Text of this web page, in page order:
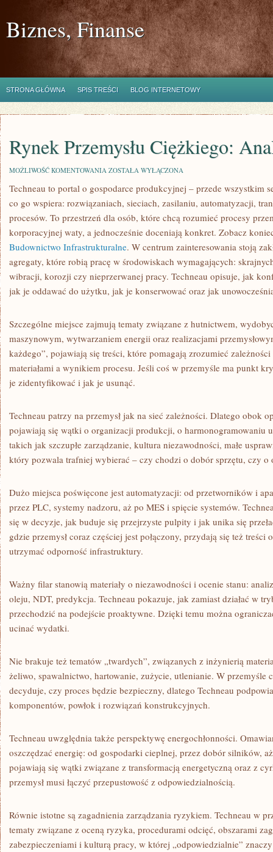
Biznes, Finanse
STRONA GŁÓWNA SPIS TREŚCI BLOG INTERNETOWY
Rynek Przemysłu Ciężkiego:
MOŻLIWOŚĆ KOMENTOWANIA RYNEK
CIĘŻKIEGO:
I
PROGNOZY
ZOSTAŁA WYŁĄCZONA
Techneau to portal o gospodarce produkcyjnej – przede wszystkim
co go wspiera: rozwiązaniach, sieciach, zasilaniu, automatyzacji,
procesów. To przestrzeń dla osób, które chcą rozumieć procesy
korporacyjnej waty, a jednocześnie doceniają konkret. Zobacz
Budownictwo Infrastrukturalne. W centrum zainteresowania stoją
agregaty, które robią pracę w środowiskach wymagających:
wibracji, korozji czy nieprzerwanej pracy. Techneau opisuje, jak
jak je oddawać do użytku, jak je konserwować oraz jak
Szczególne miejsce zajmują tematy związane z hutnictwem,
maszynowym, wytwarzaniem energii oraz realizacjami
każdego”, pojawiają się treści, które pomagają zrozumieć
materiałami a wynikiem procesu. Jeśli coś w przemyśle ma punkt
je zidentyfikować i jak je usunąć.
Techneau patrzy na przemysł jak na sieć zależności. Dlatego obok
pojawiają się wątki o organizacji produkcji, o harmonogramowaniu
takich jak szczupłe zarządzanie, kultura niezawodności, małe
który pozwala trafniej wybierać – czy chodzi o dobór sprzętu, czy o
Dużo miejsca poświęcone jest automatyzacji: od przetworników i
przez PLC, systemy nadzoru, aż po MES i spięcie systemów.
się w decyzje, jak buduje się przejrzyste pulpity i jak unika się
gdzie przemysł coraz częściej jest połączony, przydają się też
utrzymać odporność infrastruktury.
Ważny filar stanowią materiały o niezawodności i ocenie stanu:
oleju, NDT, predykcja. Techneau pokazuje, jak zamiast działać w
przechodzić na podejście proaktywne. Dzięki temu można
ucinać wydatki.
Nie brakuje też tematów „twardych”, związanych z inżynierią
żeliwo, spawalnictwo, hartowanie, zużycie, utlenianie. W przemyśle
decyduje, czy proces będzie bezpieczny, dlatego Techneau
komponentów, powłok i rozwiązań konstrukcyjnych.
Techneau uwzględnia także perspektywę energochłonności.
oszczędzać energię: od gospodarki cieplnej, przez dobór silników,
pojawiają się wątki związane z transformacją energetyczną oraz z
przemysł musi łączyć przepustowość z odpowiedzialnością.
Równie istotne są zagadnienia zarządzania ryzykiem. Techneau w
tematy związane z oceną ryzyka, procedurami odcięć, obszarami
zabezpieczeniami i kulturą pracy, w której „odpowiedzialnie”